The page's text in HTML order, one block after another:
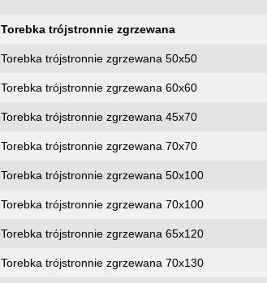
Torebka trójstronnie zgrzewana
Torebka trójstronnie zgrzewana 50х50
Torebka trójstronnie zgrzewana 60х60
Torebka trójstronnie zgrzewana 45х70
Torebka trójstronnie zgrzewana 70х70
Torebka trójstronnie zgrzewana 50х100
Torebka trójstronnie zgrzewana 70х100
Torebka trójstronnie zgrzewana 65х120
Torebka trójstronnie zgrzewana 70х130